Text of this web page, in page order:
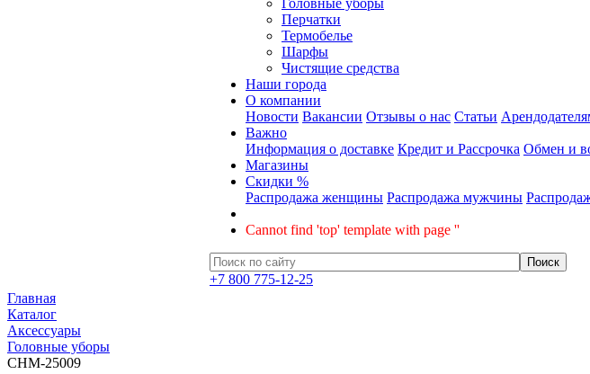
Головные уборы
Перчатки
Термобелье
Шарфы
Чистящие средства
Наши города
О компании
Новости Вакансии Отзывы о нас Статьи
Важно
Информация о доставке Кредит и Рассрочка Обмен и
Магазины
Скидки %
Распродажа женщины Распродажа мужчины
Cannot find 'top' template with page ''
+7 800 775-12-25
Главная
Каталог
Аксессуары
Головные уборы
CHM-25009